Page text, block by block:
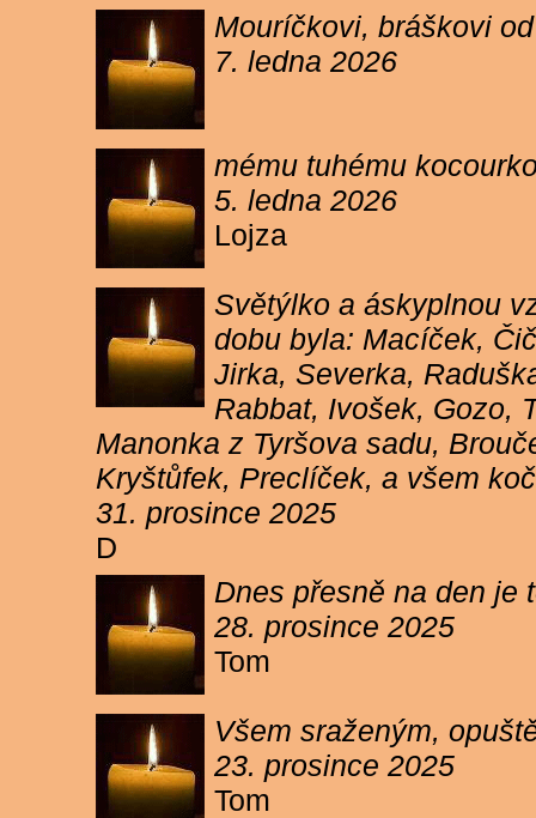
Mouríčkovi, bráškovi
7. ledna 2026
mému tuhému
5. ledna 2026
Lojza
Světýlko a áskyplnou
dobu byla: Macíček,
Jirka, Severka,
Rabbat, Ivošek, Gozo,
Manonka z Tyršova sadu,
Kryštůfek, Preclíček, a všem
31. prosince 2025
D
Dnes přesně na den je
28. prosince 2025
Tom
Všem sraženým,
23. prosince 2025
Tom